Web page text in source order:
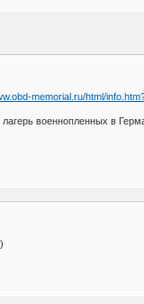
memorial.ru/html/
военнопленных в